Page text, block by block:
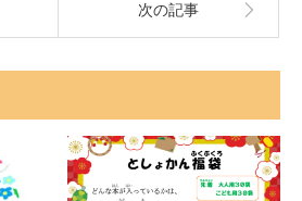
次の記事